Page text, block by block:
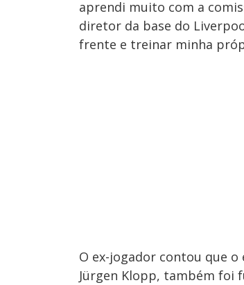
aprendi muito com a
diretor da base do
frente e treinar minha
O ex-jogador contou que
Jürgen Klopp, também foi